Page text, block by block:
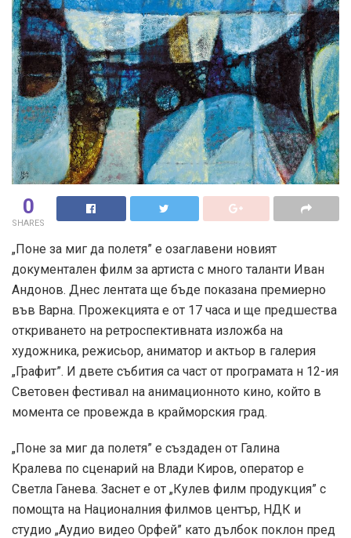
0
SHARES
„Поне за миг да полетя” е озаглавени новият
документален филм за артиста с много таланти Иван
Андонов. Днес лентата ще бъде показана премиерно
във Варна. Прожекцията е от 17 часа и ще предшества
откриването на ретроспективната изложба на
художника, режисьор, аниматор и актьор в галерия
„Графит”. И двете събития са част от програмата н 12-ия
Световен фестивал на анимационното кино, който в
момента се провежда в крайморския град.
„Поне за миг да полетя” е създаден от Галина
Кралева по сценарий на Влади Киров, оператор е
Светла Ганева. Заснет е от „Кулев филм продукция” с
помощта на Националния филмов център, НДК и
студио „Аудио видео Орфей” като дълбок поклон пред